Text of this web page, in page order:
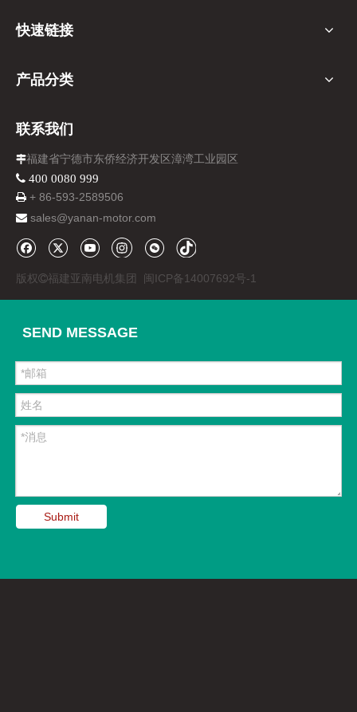
快速链接
产品分类
联系我们
福建省宁德市东侨经济开发区漳湾工业园区
 400 0080 999
 + 86-593-2589506
 sales@yanan-motor.com
版权福建亚南电机集团 闽ICP备14007692号-1
SEND MESSAGE
Submit